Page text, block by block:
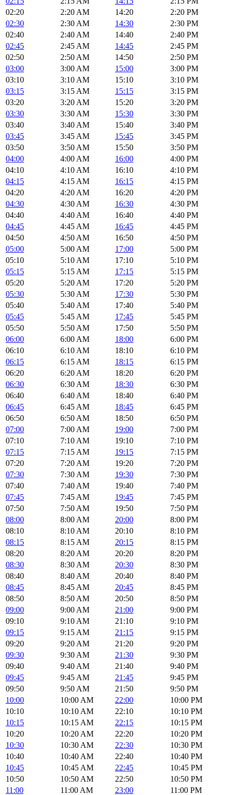
02:20
2:20 AM 14:20
2:20 PM
02:30
2:30 AM 14:30
2:30 PM
02:40
2:40 AM 14:40
2:40 PM
02:45
2:45 AM 14:45
2:45 PM
02:50
2:50 AM 14:50
2:50 PM
03:00
3:00 AM 15:00
3:00 PM
03:10
3:10 AM 15:10
3:10 PM
03:15
3:15 AM 15:15
3:15 PM
03:20
3:20 AM 15:20
3:20 PM
03:30
3:30 AM 15:30
3:30 PM
03:40
3:40 AM 15:40
3:40 PM
03:45
3:45 AM 15:45
3:45 PM
03:50
3:50 AM 15:50
3:50 PM
04:00
4:00 AM 16:00
4:00 PM
04:10
4:10 AM 16:10
4:10 PM
04:15
4:15 AM 16:15
4:15 PM
04:20
4:20 AM 16:20
4:20 PM
04:30
4:30 AM 16:30
4:30 PM
04:40
4:40 AM 16:40
4:40 PM
04:45
4:45 AM 16:45
4:45 PM
04:50
4:50 AM 16:50
4:50 PM
05:00
5:00 AM 17:00
5:00 PM
05:10
5:10 AM 17:10
5:10 PM
05:15
5:15 AM 17:15
5:15 PM
05:20
5:20 AM 17:20
5:20 PM
05:30
5:30 AM 17:30
5:30 PM
05:40
5:40 AM 17:40
5:40 PM
05:45
5:45 AM 17:45
5:45 PM
05:50
5:50 AM 17:50
5:50 PM
06:00
6:00 AM 18:00
6:00 PM
06:10
6:10 AM 18:10
6:10 PM
06:15
6:15 AM 18:15
6:15 PM
06:20
6:20 AM 18:20
6:20 PM
06:30
6:30 AM 18:30
6:30 PM
06:40
6:40 AM 18:40
6:40 PM
06:45
6:45 AM 18:45
6:45 PM
06:50
6:50 AM 18:50
6:50 PM
07:00
7:00 AM 19:00
7:00 PM
07:10
7:10 AM 19:10
7:10 PM
07:15
7:15 AM 19:15
7:15 PM
07:20
7:20 AM 19:20
7:20 PM
07:30
7:30 AM 19:30
7:30 PM
07:40
7:40 AM 19:40
7:40 PM
07:45
7:45 AM 19:45
7:45 PM
07:50
7:50 AM 19:50
7:50 PM
08:00
8:00 AM 20:00
8:00 PM
08:10
8:10 AM 20:10
8:10 PM
08:15
8:15 AM 20:15
8:15 PM
08:20
8:20 AM 20:20
8:20 PM
08:30
8:30 AM 20:30
8:30 PM
08:40
8:40 AM 20:40
8:40 PM
08:45
8:45 AM 20:45
8:45 PM
08:50
8:50 AM 20:50
8:50 PM
09:00
9:00 AM 21:00
9:00 PM
09:10
9:10 AM 21:10
9:10 PM
09:15
9:15 AM 21:15
9:15 PM
09:20
9:20 AM 21:20
9:20 PM
09:30
9:30 AM 21:30
9:30 PM
09:40
9:40 AM 21:40
9:40 PM
09:45
9:45 AM 21:45
9:45 PM
09:50
9:50 AM 21:50
9:50 PM
10:00
10:00 AM 22:00
10:00 PM
10:10
10:10 AM 22:10
10:10 PM
10:15
10:15 AM 22:15
10:15 PM
10:20
10:20 AM 22:20
10:20 PM
10:30
10:30 AM 22:30
10:30 PM
10:40
10:40 AM 22:40
10:40 PM
10:45
10:45 AM 22:45
10:45 PM
10:50
10:50 AM 22:50
10:50 PM
11:00
11:00 AM 23:00
11:00 PM